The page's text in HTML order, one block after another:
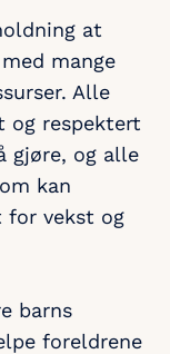
at
mange
Alle
og respektert
gjøre, og alle
kan
for vekst og
barns
foreldrene